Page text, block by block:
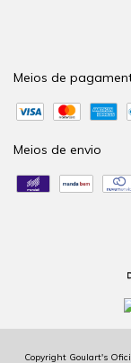
Meios de
Meios de envio
Copyright Goulart's